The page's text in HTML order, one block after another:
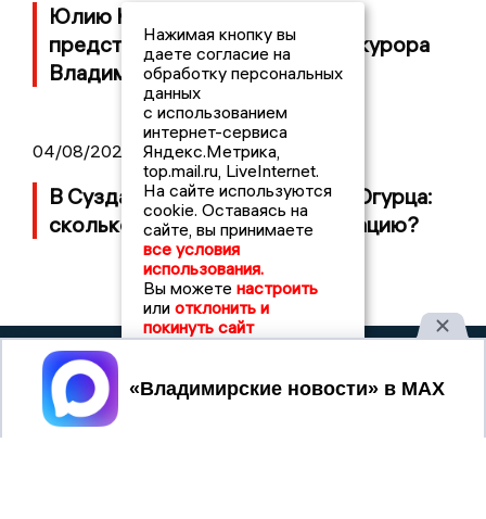
Юлию Калистову официально
представили в должности прокурора
Владимирской области
04/08/2026 09:01
В Суздале прошёл Фестиваль Огурца:
сколько потратили на организацию?
ВЛАДИМИРСКИЕ
НОВОСТИ
«Информационное агентство
Владимирские новости»
Нажимая кнопку вы
даете согласие на
обработку персональных
данных
с использованием
интернет-сервиса
Яндекс.Метрика,
top.mail.ru, LiveInternet.
На сайте используются
cookie. Оставаясь на
сайте, вы принимаете
все условия
использования.
Вы можете настроить
или отклонить и
покинуть сайт
Принять